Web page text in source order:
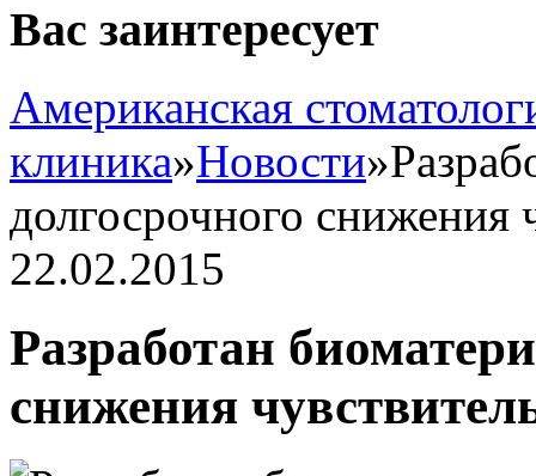
Вас заинтересует
Американская
клиника»Новости»
долгосрочного снижения
22.02.2015
Разработан
снижения